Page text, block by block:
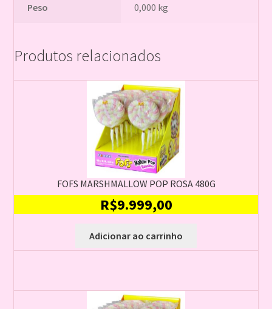
Peso 0,000 kg
Produtos relacionados
FOFS MARSHMALLOW POP ROSA 480G
R$9.999,00
Adicionar ao carrinho